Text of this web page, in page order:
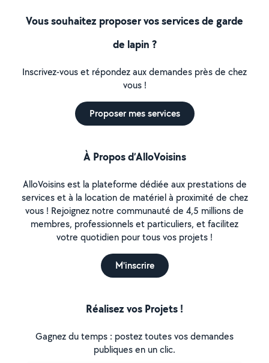
Vous souhaitez proposer vos services de garde
de lapin ?
Inscrivez-vous et répondez aux demandes près de chez
vous !
Proposer mes services
À Propos d’AlloVoisins
AlloVoisins est la plateforme dédiée aux prestations de
services et à la location de matériel à proximité de chez
vous ! Rejoignez notre communauté de 4,5 millions de
membres, professionnels et particuliers, et facilitez
votre quotidien pour tous vos projets !
M'inscrire
Réalisez vos Projets !
Gagnez du temps : postez toutes vos demandes
publiques en un clic.